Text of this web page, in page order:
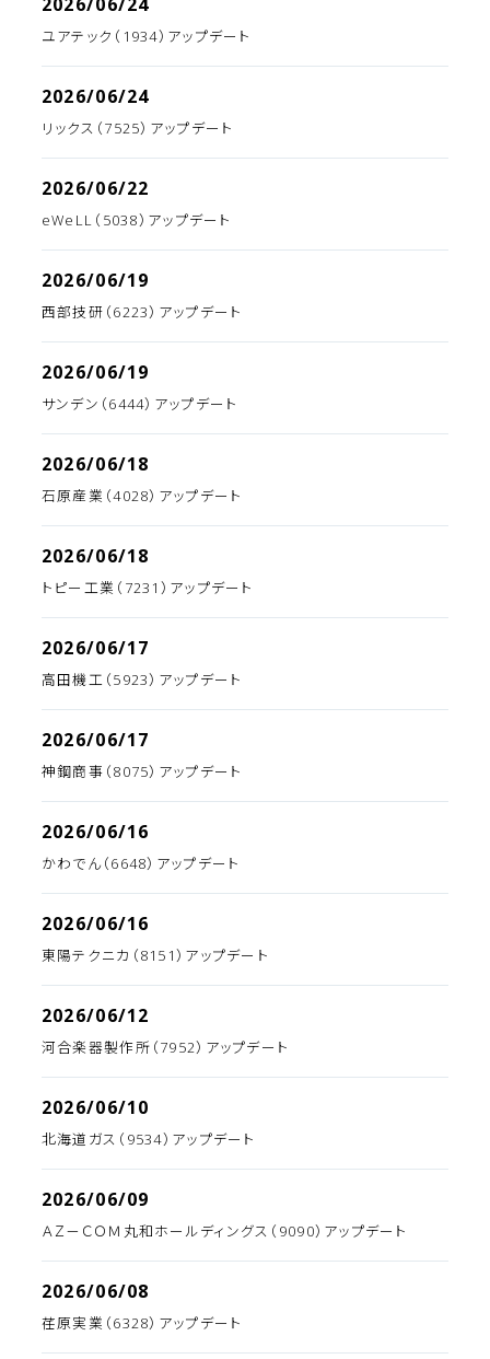
ユアテック（1934）アップデート
2026/06/24
リックス（7525）アップデート
2026/06/22
eWeLL（5038）アップデート
2026/06/19
西部技研（6223）アップデート
2026/06/19
サンデン（6444）アップデート
2026/06/18
石原産業（4028）アップデート
2026/06/18
トピー工業（7231）アップデート
2026/06/17
高田機工（5923）アップデート
2026/06/17
神鋼商事（8075）アップデート
2026/06/16
かわでん（6648）アップデート
2026/06/16
東陽テクニカ（8151）アップデート
2026/06/12
河合楽器製作所（7952）アップデート
2026/06/10
北海道ガス（9534）アップデート
2026/06/09
ＡＺ－ＣＯＭ丸和ホールディングス（9090）アップデート
2026/06/08
荏原実業（6328）アップデート